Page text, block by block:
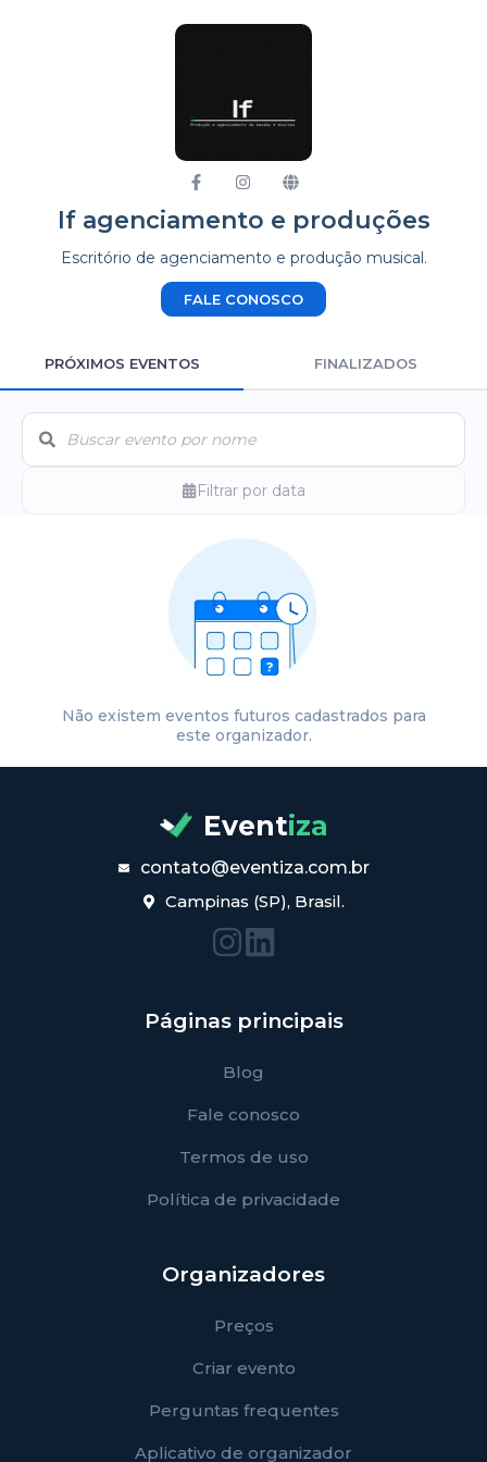
If agenciamento e produções
Escritório de agenciamento e produção musical.
FALE CONOSCO
PRÓXIMOS EVENTOS FINALIZADOS
Filtrar por data
Não existem eventos futuros cadastrados para
este organizador.
Eventiza
contato@eventiza.com.br
Campinas (SP), Brasil.
Páginas principais
Blog
Fale conosco
Termos de uso
Política de privacidade
Organizadores
Preços
Criar evento
Perguntas frequentes
Aplicativo de organizador